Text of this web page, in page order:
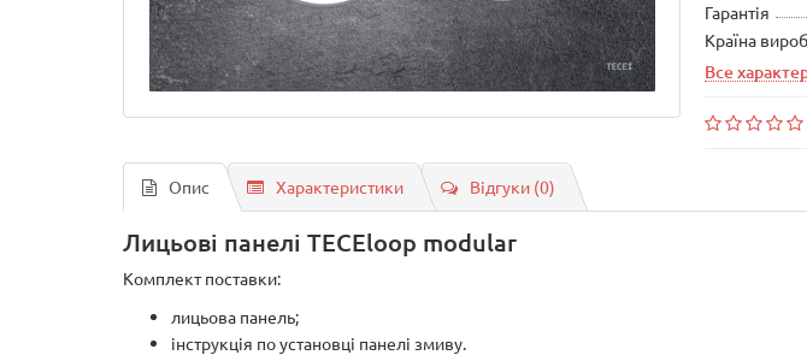
Гарантія
Країна
Все
Опис Характеристики Відгуки (0)
Лицьові панелі TECEloop modular
Комплект поставки:
лицьова панель;
інструкція по установці панелі змиву.